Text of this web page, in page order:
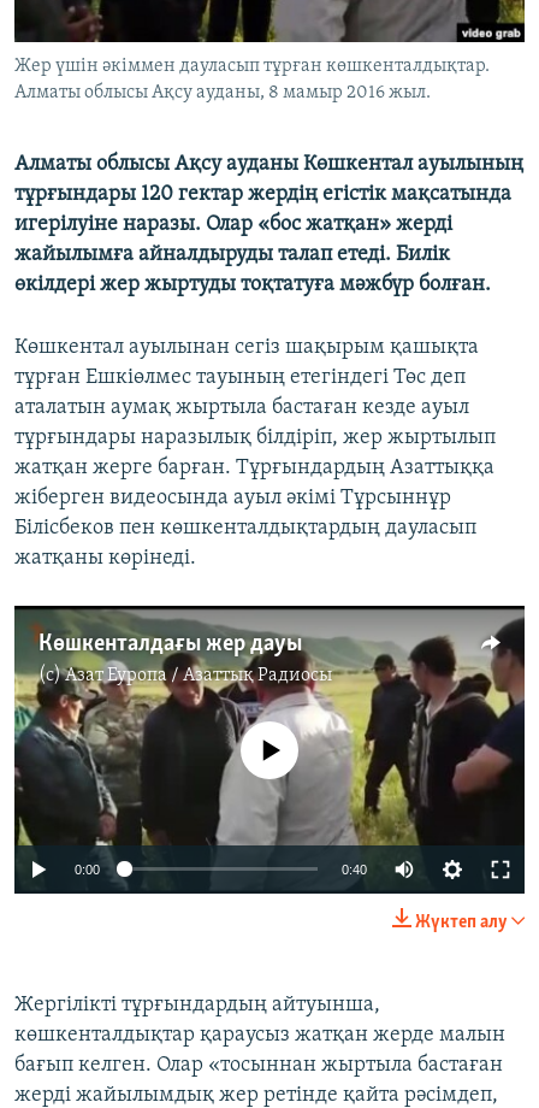
Басқа тілдерде
Жер үшін әкіммен дауласып тұрған көшкенталдықтар.
Алматы облысы Ақсу ауданы, 8 мамыр 2016 жыл.
Алматы облысы Ақсу ауданы Көшкентал ауылының
тұрғындары 120 гектар жердің егістік мақсатында
игерілуіне наразы. Олар «бос жатқан» жерді
жайылымға айналдыруды талап етеді. Билік
өкілдері жер жыртуды тоқтатуға мәжбүр болған.
Көшкентал ауылынан сегіз шақырым қашықта
тұрған Ешкіөлмес тауының етегіндегі Төс деп
аталатын аумақ жыртыла бастаған кезде ауыл
тұрғындары наразылық білдіріп, жер жыртылып
жатқан жерге барған. Тұрғындардың Азаттыққа
жіберген видеосында ауыл әкімі Тұрсыннұр
Білісбеков пен көшкенталдықтардың дауласып
жатқаны көрінеді.
Көшкенталдағы жер дауы
(c)Азат Еуропа / Азаттық Радиосы
No media source currently available
0:00 0:40
Жүктеп алу
Жергілікті тұрғындардың айтуынша,
көшкенталдықтар қараусыз жатқан жерде малын
бағып келген. Олар «тосыннан жыртыла бастаған
жерді жайылымдық жер ретінде қайта рәсімдеп,